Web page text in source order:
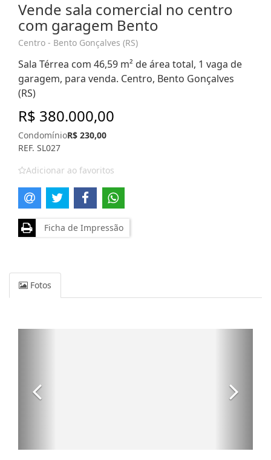
Vende sala comercial no centro
com garagem Bento
Centro - Bento Gonçalves (RS)
Sala Térrea com 46,59 m² de área total, 1 vaga de
garagem, para venda. Centro, Bento Gonçalves
(RS)
R$ 380.000,00
CondomínioR$ 230,00
REF. SL027
Adicionar ao favoritos
Ficha de Impressão
Fotos